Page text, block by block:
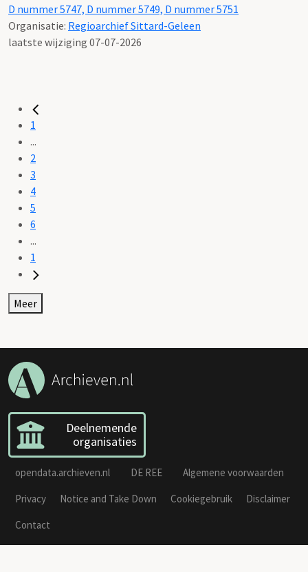
D nummer 5747, D nummer 5749, D nummer 5751
Organisatie: Regioarchief Sittard-Geleen
laatste wijziging 07-07-2026
1
...
2
3
4
5
6
...
1
Meer
Deelnemende
organisaties
opendata.archieven.nl DE REE
Algemene voorwaarden
Privacy
Notice and Take Down Cookiegebruik
Disclaimer
Contact